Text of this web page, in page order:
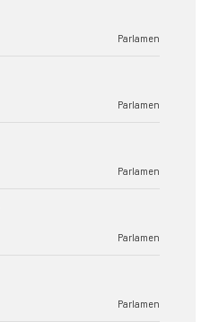
Parlamen
Parlamen
Parlamen
Parlamen
Parlamen